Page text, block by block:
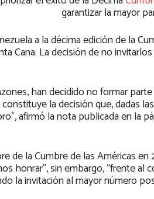
garantizar la mayor
a la décima edición de la
Cana. La decisión de no
han decidido no formar
la decisión que, dadas
afirmó la nota publicada en la
de la Cumbre de las Américas
honrar”, sin embargo, “frente al
la invitación al mayor número